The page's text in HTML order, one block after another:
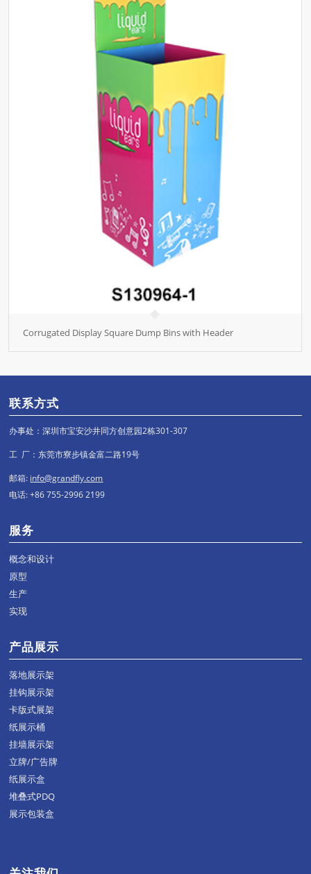
Corrugated Display Square Dump Bins with Header
联系方式
办事处：深圳市宝安沙井同方创意园2栋301-307
工 厂：东莞市寮步镇金富二路19号
邮箱: info@grandfly.com
电话: +86 755-2996 2199
服务
概念和设计
原型
生产
实现
产品展示
落地展示架
挂钩展示架
卡版式展架
纸展示桶
挂墙展示架
立牌/广告牌
纸展示盒
堆叠式PDQ
展示包装盒